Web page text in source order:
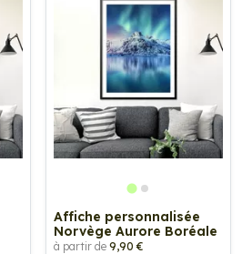
Affiche personnalisée
Norvège Aurore Boréale
à partir de 9,90 €